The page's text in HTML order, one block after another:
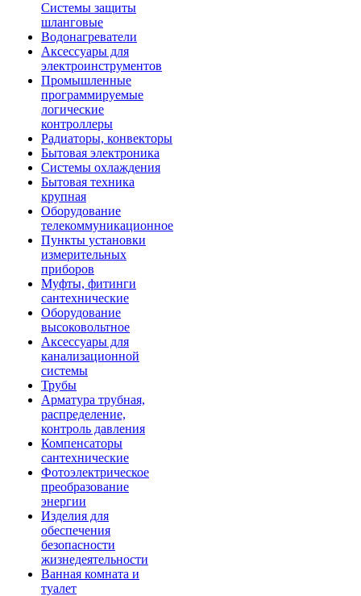
Системы защиты
шланговые
Водонагреватели
Аксессуары для
электроинструментов
Промышленные
программируемые
логические
контроллеры
Радиаторы, конвекторы
Бытовая электроника
Системы охлаждения
Бытовая техника
крупная
Оборудование
телекоммуникационное
Пункты установки
измерительных
приборов
Муфты, фитинги
сантехнические
Оборудование
высоковольтное
Аксессуары для
канализационной
системы
Трубы
Арматура трубная,
распределение,
контроль давления
Компенсаторы
сантехнические
Фотоэлектрическое
преобразование
энергии
Изделия для
обеспечения
безопасности
жизнедеятельности
Ванная комната и
туалет